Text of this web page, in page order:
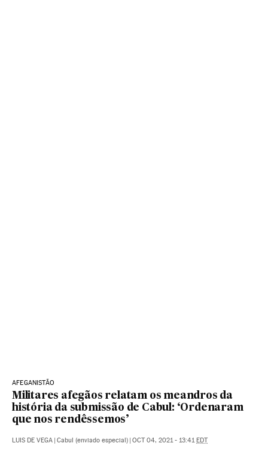
AFEGANISTÃO
Militares afegãos relatam os meandros da
história da submissão de Cabul: ‘Ordenaram
que nos rendêssemos’
LUIS DE VEGA Cabul (enviado especial) OCT 04, 2021 - 13:41 EDT